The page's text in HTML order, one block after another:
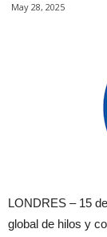
May 28, 2025
LONDRES – 15
global de hilos y